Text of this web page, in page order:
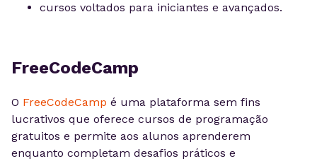
cursos voltados para iniciantes e avançados.
FreeCodeCamp
O FreeCodeCamp é uma plataforma sem fins
lucrativos que oferece cursos de programação
gratuitos e permite aos alunos aprenderem
enquanto completam desafios práticos e